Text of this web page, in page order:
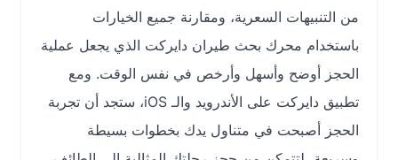
من التنبيهات السعرية، ومقارنة جميع الخيارات
باستخدام محرك بحث طيران دايركت الذي يجعل عملية
الحجز أوضح وأسهل وأرخص في نفس الوقت. ومع
تطبيق دايركت على الأندرويد والـ iOS، ستجد أن تجربة
الحجز أصبحت في متناول يدك بخطوات بسيطة